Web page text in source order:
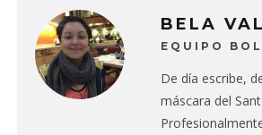
BELA
EQUIPO
De día escribe,
máscara del